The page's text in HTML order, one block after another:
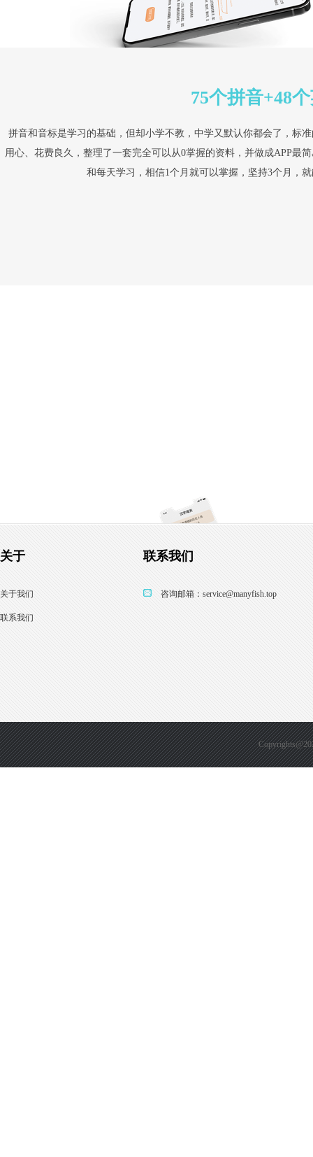
75个拼音+48
拼音和音标是学习的基础，但却小学不教，中学又默认你都会了，标
用心、花费良久，整理了一套完全可以从0掌握的资料，并做成APP最
和每天学习，相信1个月就可以掌握，坚持3个月，
关于
关于我们
联系我们
联系我们
咨询邮箱：service@manyfish.top